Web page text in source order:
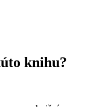
knihu?